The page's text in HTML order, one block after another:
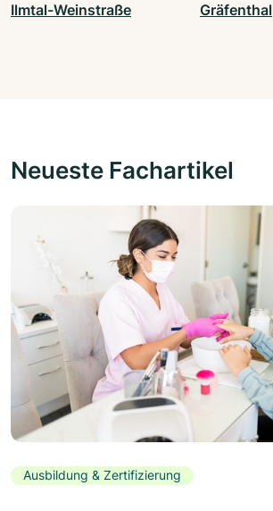
Ilmtal-Weinstraße Gräfenthal
Neueste Fachartikel
Ausbildung & Zertifizierung